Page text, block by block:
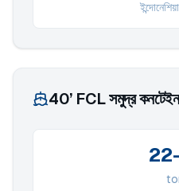
40’ FCL সমুদ্র